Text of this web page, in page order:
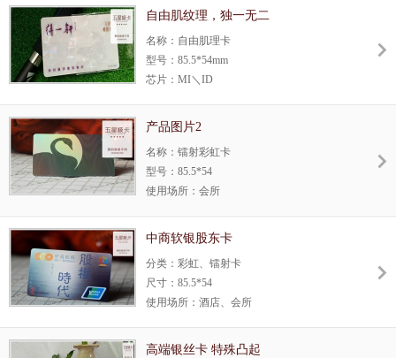
生产方式：自由肌纹理卡，为千丰彩五星极
独一无 二。
自由肌纹理，独一无二
名称：自由肌理卡
型号：85.5*54mm
芯片：MI＼ID
生产方式：自由肌纹理卡，为千丰彩五星极
独一无二。
产品图片2
名称：镭射彩虹卡
型号：85.5*54
使用场所：会所
工艺：此卡采用我司独有镭射彩虹料丝印黑
颜色相比四色印刷更加透亮! 带给我们视觉
冲击，超越终极客户的想像！可做整版镭射
或局部镭射效果。
中商软银股东卡
分类：彩虹、镭射卡
尺寸：85.5*54
使用场所：酒店、会所
工艺：股权时代品质要求高，类似卡的权
高端银丝卡 特殊凸起